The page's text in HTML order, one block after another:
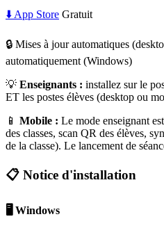
⬇️ App Store Gratuit
🔒 Mises à jour automatiques
automatiquement (Windows)
💡 Enseignants : installez sur le
ET les postes élèves (desktop ou
📱 Mobile : Le mode enseignant
des classes, scan QR des élèves,
de la classe). Le lancement de
📋 Notice d'installation
🖥️ Windows